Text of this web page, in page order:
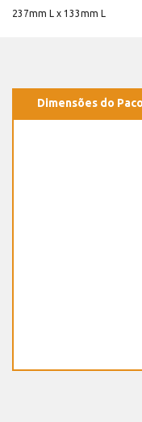
237mm L x 133mm L
Dimensões do